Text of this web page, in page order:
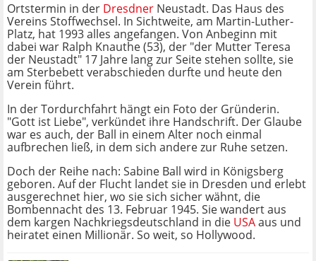
Ortstermin in der Dresdner Neustadt. Das Haus des
Vereins Stoffwechsel. In Sichtweite, am Martin-Luther-
Platz, hat 1993 alles angefangen. Von Anbeginn mit
dabei war Ralph Knauthe (53), der "der Mutter Teresa
der Neustadt" 17 Jahre lang zur Seite stehen sollte, sie
am Sterbebett verabschieden durfte und heute den
Verein führt.
In der Tordurchfahrt hängt ein Foto der Gründerin.
"Gott ist Liebe", verkündet ihre Handschrift. Der Glaube
war es auch, der Ball in einem Alter noch einmal
aufbrechen ließ, in dem sich andere zur Ruhe setzen.
Doch der Reihe nach: Sabine Ball wird in Königsberg
geboren. Auf der Flucht landet sie in Dresden und erlebt
ausgerechnet hier, wo sie sich sicher wähnt, die
Bombennacht des 13. Februar 1945. Sie wandert aus
dem kargen Nachkriegsdeutschland in die USAaus und
heiratet einen Millionär. So weit, so Hollywood.